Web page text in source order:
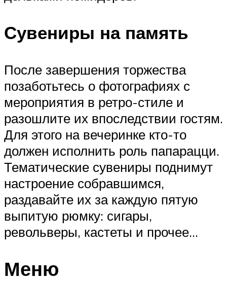
Сувениры на память
После завершения торжества
позаботьтесь о фотографиях с
мероприятия в ретро-стиле и
разошлите их впоследствии гостям.
Для этого на вечеринке кто-то
должен исполнить роль папарацци.
Тематические сувениры поднимут
настроение собравшимся,
раздавайте их за каждую пятую
выпитую рюмку: сигары,
револьверы, кастеты и прочее…
Меню